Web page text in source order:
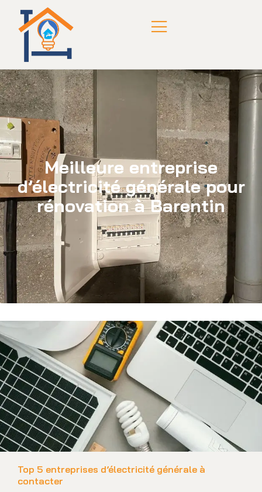
Meilleure entreprise
d’électricité générale pour
rénovation à Barentin
Top 5 entreprises d’électricité générale à
contacter